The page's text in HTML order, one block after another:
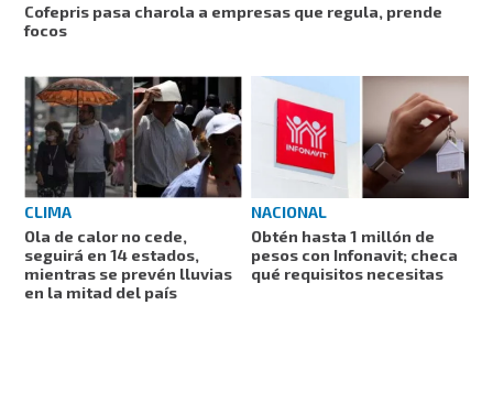
Cofepris pasa charola a empresas que regula, prende
focos
CLIMA
Ola de calor no cede,
seguirá en 14 estados,
mientras se prevén lluvias
en la mitad del país
NACIONAL
Obtén hasta 1 millón de
pesos con Infonavit; checa
qué requisitos necesitas